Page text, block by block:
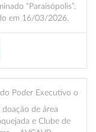
“Paraisópolis”.
em 16/03/2026.
Poder Executivo o
de área
e Clube de